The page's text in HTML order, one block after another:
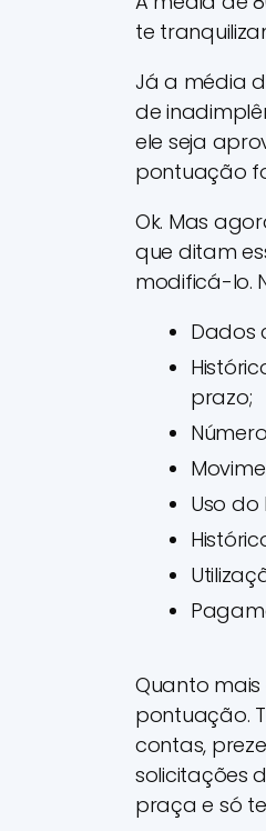
te
Já a média
de
ele seja
pontuação
Ok. Mas
que ditam
modificá-lo.
Dados
prazo;
Uso
Quanto
pontuação.
contas,
solicitações
praça e só